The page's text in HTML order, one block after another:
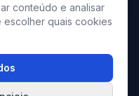
conteúdo e analisar
quais cookies